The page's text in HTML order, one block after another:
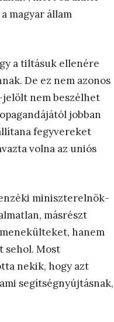
magyar állam
a tiltásuk ellenére
De ez nem azonos
jelölt nem beszélhet
jobban
fegyvereket
volna az uniós
miniszterelnök-
másrészt
hanem
sehol. Most
nekik, hogy azt
segítségnyújtásnak,